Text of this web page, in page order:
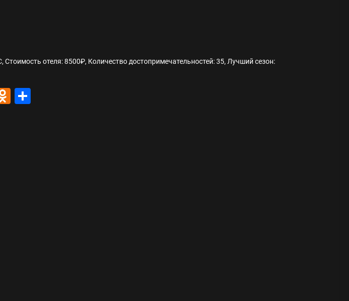
ресниц и депиляции
и способы хранения криптовалют
Стоимость отеля: 8500₽, Количество достопримечательностей: 35, Лучший сезон:
Odnoklassniki